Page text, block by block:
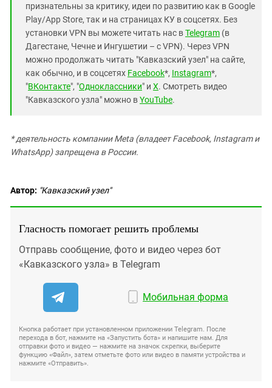
признательны за критику, идеи по развитию как в Google
Play/App Store, так и на страницах КУ в соцсетях. Без
установки VPN вы можете читать нас вTelegram (в
Дагестане, Чечне и Ингушетии – с VPN). Через VPN
можно продолжать читать "Кавказский узел" на сайте,
как обычно, и в соцсетях Facebook*, Instagram*,
"ВКонтакте", "Одноклассники" и X. Смотреть видео
"Кавказского узла" можно вYouTube.
* деятельность компании Meta (владеет Facebook, Instagram и
WhatsApp) запрещена в России.
Автор: "Кавказский узел"
Гласность помогает решить проблемы
Отправь сообщение, фото и видео через бот
«Кавказского узла» в Telegram
Мобильная форма
Кнопка работает при установленном приложении Telegram. После
перехода в бот, нажмите на «Запустить бота» и напишите нам. Для
отправки фото и видео — нажмите на значок скрепки, выберите
функцию «Файл», затем отметьте фото или видео в памяти устройства и
нажмите «Отправить».